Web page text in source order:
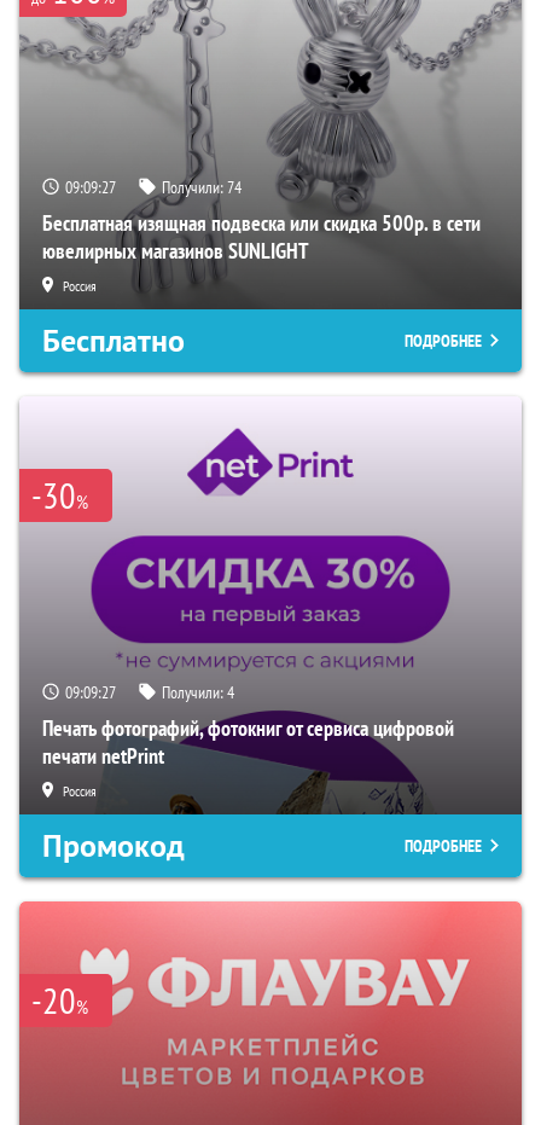
09:09:26 Получили:74
Бесплатная изящная подвеска или скидка 500р. в сети
ювелирных магазинов SUNLIGHT
Россия
Бесплатно ПОДРОБНЕЕ
-30%
09:09:26 Получили:4
Печать фотографий, фотокниг от сервиса цифровой
печати netPrint
Россия
Промокод ПОДРОБНЕЕ
-20%